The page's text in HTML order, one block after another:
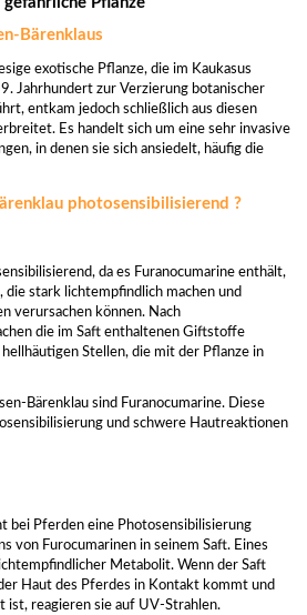
Bärenklaus
exotische Pflanze, die im Kaukasus
Jahrhundert zur Verzierung botanischer
entkam jedoch schließlich aus diesen
Es handelt sich um eine sehr invasive
in denen sie sich ansiedelt, häufig die
photosensibilisierend ?
da es Furanocumarine enthält,
die stark lichtempfindlich machen und
verursachen können. Nach
die im Saft enthaltenen Giftstoffe
Stellen, die mit der Pflanze in
Bärenklau sind Furanocumarine. Diese
und schwere Hautreaktionen
bei Pferden eine Photosensibilisierung
von Furocumarinen in seinem Saft. Eines
Metabolit. Wenn der Saft
Haut des Pferdes in Kontakt kommt und
ist, reagieren sie auf UV-Strahlen.